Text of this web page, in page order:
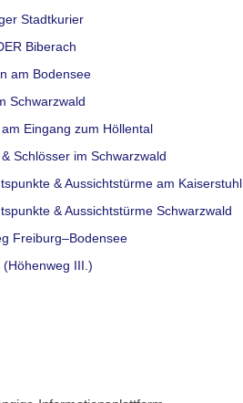
Stadtkurier
Biberach
am Bodensee
Schwarzwald
Eingang zum Höllental
Schlösser im Schwarzwald
& Aussichtstürme am Kaiserstuhl
& Aussichtstürme Schwarzwald
Freiburg–Bodensee
(Höhenweg III.)